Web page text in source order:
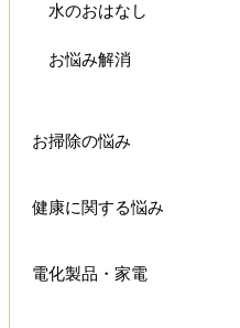
水のおはなし
お悩み解消
お掃除の悩み
健康に関する悩み
電化製品・家電